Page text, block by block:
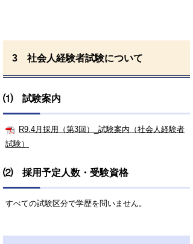
3 社会人経験者試験について
⑴ 試験案内
R9.4月採用（第3回）_試験案内（社会人経験者
試験）
⑵ 採用予定人数・受験資格
すべての試験区分で学歴を問いません。